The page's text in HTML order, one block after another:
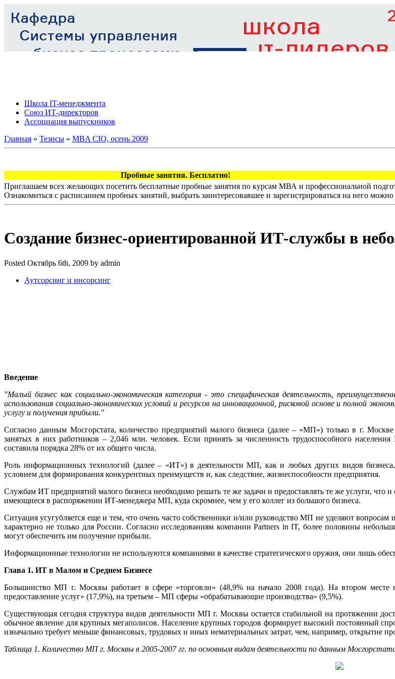
Школа IT-менеджмента
Союз ИТ-директоров
Ассоциация выпускников
Главная » Тезисы » MBA CIO, осень 2009
Пробные занятия. Бесплатно!
Приглашаем всех желающих посетить бесплатные пробные занятия по курсам МВА и профессиональной
Ознакомиться с расписанием пробных занятий, выбрать заинтересовавшее и зарегистрироваться на него можно
Создание бизнес-ориентированной ИТ-службы в
Posted Октябрь 6th, 2009 by admin
Аутсорсинг и инсорсинг
Введение
"Малый бизнес как социально-экономическая категория - это специфическая деятельность,
использования социально-экономических условий и ресурсов на инновационной, рисковой основе и полной
услугу и получения прибыли."
Согласно данным Мосгорстата, количество предприятий малого бизнеса (далее – «МП») только в г.
занятых в них работников – 2,046 млн. человек. Если принять за численность трудоспособного
составила порядка 28% от их общего числа.
Роль информационных технологий (далее – «ИТ») в деятельности МП, как и любых других видов
условием для формирования конкурентных преимуществ и, как следствие, жизнеспособности предприятия.
Службам ИТ предприятий малого бизнеса необходимо решать те же задачи и предоставлять те же услуги,
имеющиеся в распоряжении ИТ-менеджера МП, куда скромнее, чем у его коллег из большого бизнеса.
Ситуация усугубляется еще и тем, что очень часто собственники и/или руководство МП не уделяют
характерно не только для России. Согласно исследованиям компании Partners in IT, более половины
могут обеспечить им получение прибыли.
Информационные технологии не используются компаниями в качестве стратегического оружия, они лишь
Глава 1. ИТ в Малом и Среднем Бизнесе
Большинство МП г. Москвы работает в сфере «торговли» (48,9% на начало 2008 года). На втором
предоставление услуг» (17,9%), на третьем – МП сферы «обрабатывающие производства» (9,5%).
Существующая сегодня структура видов деятельности МП г. Москвы остается стабильной на протяжении
обычное явление для крупных мегаполисов. Население крупных городов формирует высокий постоянный
изначально требует меньше финансовых, трудовых и иных нематериальных затрат, чем, например, открытие
Таблица 1. Количество МП г. Москвы в 2005-2007 гг. по основным видам деятельности по данным